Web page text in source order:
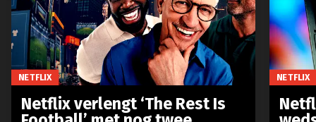
NETFLIX
Netflix verlengt ‘The Rest Is
NETFLIX